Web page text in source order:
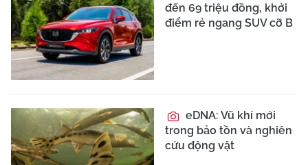
đến 69 triệu đồng, khởi
điểm rẻ ngang SUV cỡ B
eDNA: Vũ khí mới
trong bảo tồn và nghiên
cứu động vật